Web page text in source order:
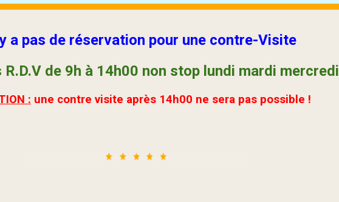
a pas de réservation pour une contre-Visite
R.D.V de 9h à 14h00 non stop lundi mardi mercredi
: une contre visite après 14h00 ne sera pas possible !